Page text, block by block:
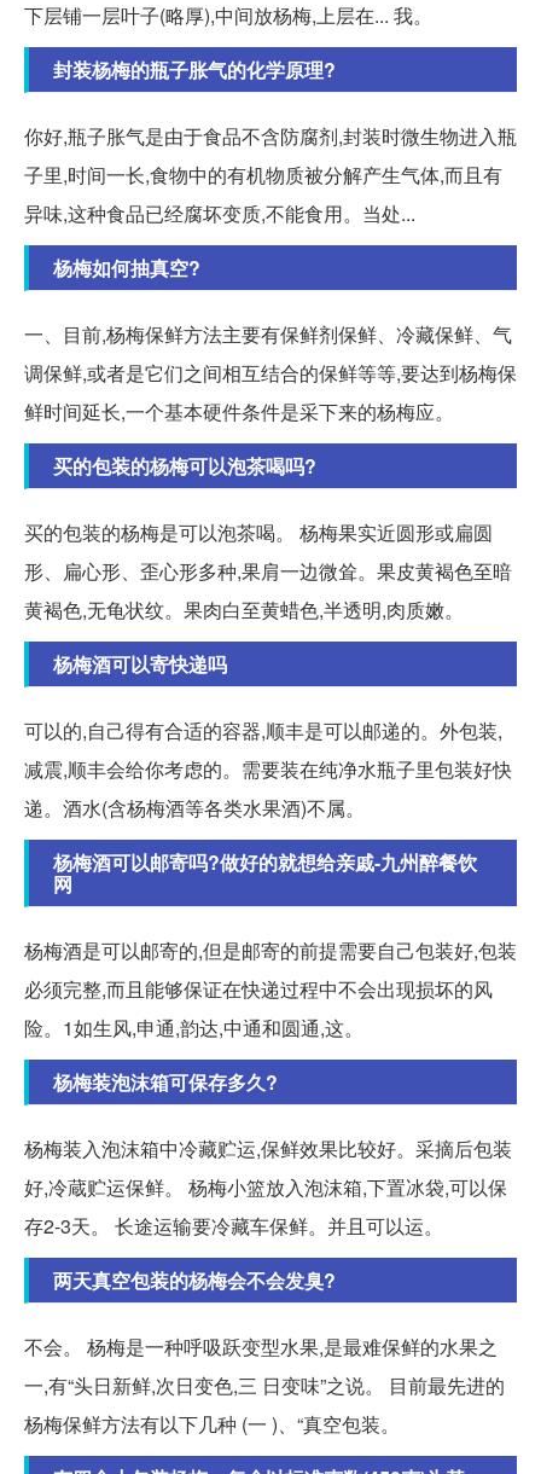
下层铺一层叶子(略厚),中间放杨梅,上层在... 我。
封装杨梅的瓶子胀气的化学原理?
你好,瓶子胀气是由于食品不含防腐剂,封装时微生物进入瓶
子里,时间一长,食物中的有机物质被分解产生气体,而且有
异味,这种食品已经腐坏变质,不能食用。当处...
杨梅如何抽真空?
一、目前,杨梅保鲜方法主要有保鲜剂保鲜、冷藏保鲜、气
调保鲜,或者是它们之间相互结合的保鲜等等,要达到杨梅保
鲜时间延长,一个基本硬件条件是采下来的杨梅应。
买的包装的杨梅可以泡茶喝吗?
买的包装的杨梅是可以泡茶喝。 杨梅果实近圆形或扁圆
形、扁心形、歪心形多种,果肩一边微耸。果皮黄褐色至暗
黄褐色,无龟状纹。果肉白至黄蜡色,半透明,肉质嫩。
杨梅酒可以寄快递吗
可以的,自己得有合适的容器,顺丰是可以邮递的。外包装,
减震,顺丰会给你考虑的。需要装在纯净水瓶子里包装好快
递。酒水(含杨梅酒等各类水果酒)不属。
杨梅酒可以邮寄吗?做好的就想给亲戚-九州醉餐饮
网
杨梅酒是可以邮寄的,但是邮寄的前提需要自己包装好,包装
必须完整,而且能够保证在快递过程中不会出现损坏的风
险。1如生风,申通,韵达,中通和圆通,这。
杨梅装泡沫箱可保存多久?
杨梅装入泡沫箱中冷藏贮运,保鲜效果比较好。采摘后包装
好,冷蔵贮运保鲜。 杨梅小篮放入泡沫箱,下置冰袋,可以保
存2-3天。 长途运输要冷藏车保鲜。并且可以运。
两天真空包装的杨梅会不会发臭?
不会。 杨梅是一种呼吸跃变型水果,是最难保鲜的水果之
一,有“头日新鲜,次日变色,三 日变味”之说。 目前最先进的
杨梅保鲜方法有以下几种 (一 )、“真空包装。